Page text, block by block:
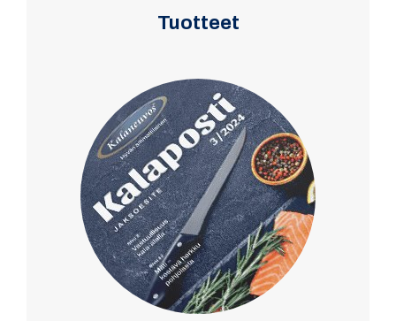
Tuotteet